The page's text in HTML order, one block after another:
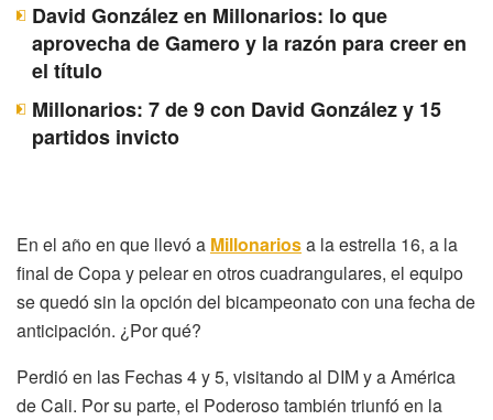
David González en Millonarios: lo que
aprovecha de Gamero y la razón para creer en
el título
Millonarios: 7 de 9 con David González y 15
partidos invicto
En el año en que llevó a Millonariosa la estrella 16, a la
final de Copa y pelear en otros cuadrangulares, el equipo
se quedó sin la opción del bicampeonato con una fecha de
anticipación. ¿Por qué?
Perdió en las Fechas 4 y 5, visitando al DIM y a América
de Cali. Por su parte, el Poderoso también triunfó en la